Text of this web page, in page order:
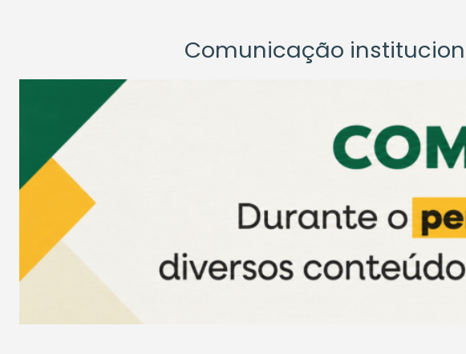
Comunicação